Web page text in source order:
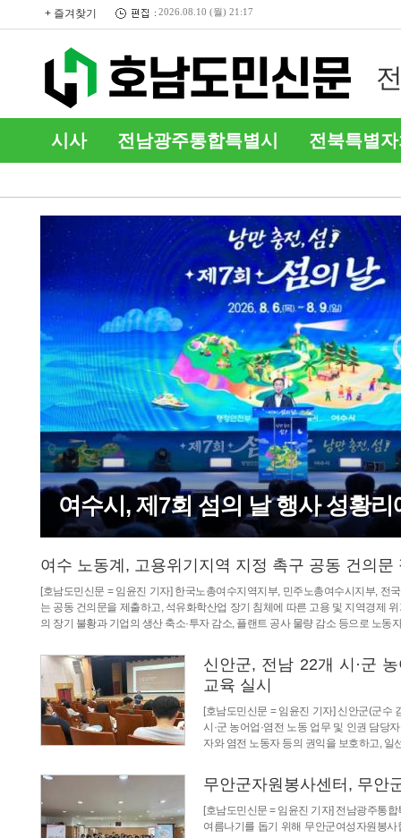
+ 즐겨찾기 2026.08.10 (월) 21:17
같은 음식 섭취 후 2명 이상 설
사·구토 시 보건소로 신고하…
‘
시사 전남광주통합특별시 전북특별
여수시, 제7회 섬의 날 행사 성황리
여수 노동계, 고용위기지역 지정 촉구 공동 건의문
[호남도민신문 = 임윤진 기자] 한국노총여수지역지부, 민주노총여수시지부,
는 공동 건의문을 제출하고, 석유화학산업 장기 침체에 따른 고용 및 지역경제
의 장기 불황과 기업의 생산 축소·투자 감소, 플랜트 공사 물량 감소 등으로 노
신안군, 전남 22개 시·군
교육 실시
[호남도민신문 = 임윤진 기자] 신안군(군수
시·군 농어업·염전 노동 업무 및 인권 담당
자와 염전 노동자 등의 권익을 보호하고,
무안군자원봉사센터, 무안
[호남도민신문 = 임윤진 기자] 전남광주통
여름나기를 돕기 위해 무안군여성자원봉사